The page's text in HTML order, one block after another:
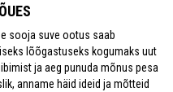
sooja suve ootus saab
lõõgastuseks kogumaks uut
ja aeg punuda mõnus pesa
anname häid ideid ja mõtteid